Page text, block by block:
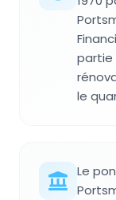
partie
le
Le